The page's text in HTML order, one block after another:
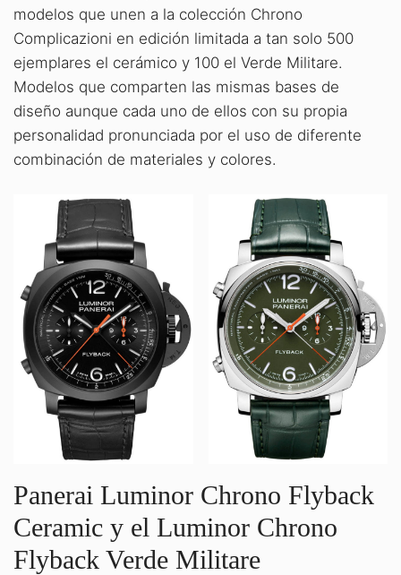
modelos que unen a la colección Chrono
Complicazioni en edición limitada a tan solo 500
ejemplares el cerámico y 100 el Verde Militare.
Modelos que comparten las mismas bases de
diseño aunque cada uno de ellos con su propia
personalidad pronunciada por el uso de diferente
combinación de materiales y colores.
Panerai Luminor Chrono Flyback
Ceramic y el Luminor Chrono
Flyback Verde Militare